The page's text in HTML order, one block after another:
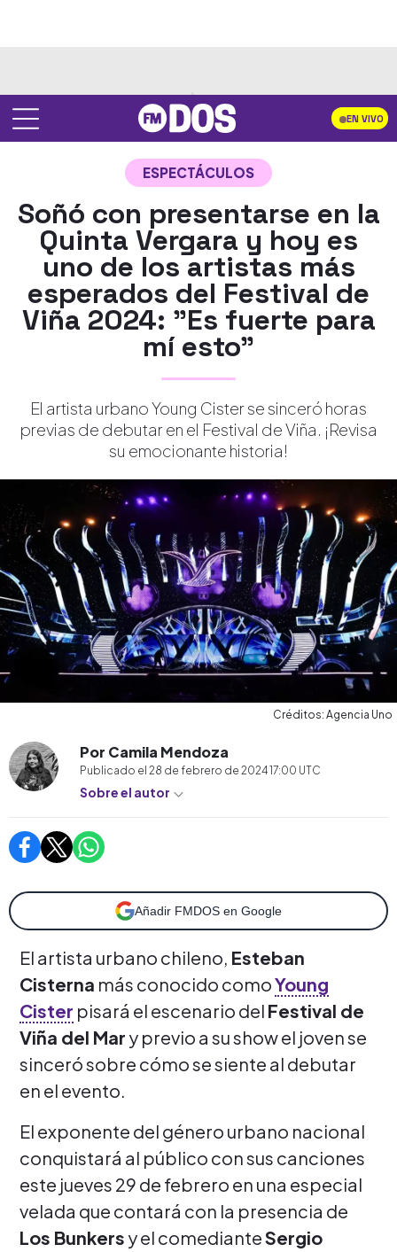
EN VIVO
ESPECTÁCULOS
Soñó con presentarse en la
Quinta Vergara y hoy es
uno de los artistas más
esperados del Festival de
Viña 2024: "Es fuerte para
mí esto"
El artista urbano Young Cister se sinceró horas
previas de debutar en el Festival de Viña. ¡Revisa
su emocionante historia!
Créditos: Agencia Uno
Por Camila Mendoza
Publicado el 28 de febrero de 2024 17:00 UTC
Sobre el autor
Añadir FMDOS en Google
El artista urbano chileno, Esteban
Cisterna más conocido comoYoung
Cister pisará el escenario del Festival de
Viña del Mar y previo a su show el joven se
sinceró sobre cómo se siente al debutar
en el evento.
El exponente del género urbano nacional
conquistará al público con sus canciones
este jueves 29 de febrero en una especial
velada que contará con la presencia de
Los Bunkers y el comedianteSergio